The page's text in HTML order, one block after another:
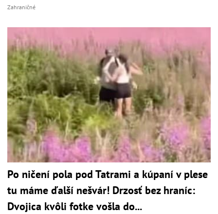
Zahraničné
Po ničení pola pod Tatrami a kúpaní v plese
tu máme ďalší nešvár! Drzosť bez hraníc:
Dvojica kvôli fotke vošla do...